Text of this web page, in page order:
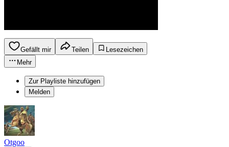
Gefällt mir Teilen
Lesezeichen
Mehr
Zur Playliste hinzufügen
Melden
Otgoo